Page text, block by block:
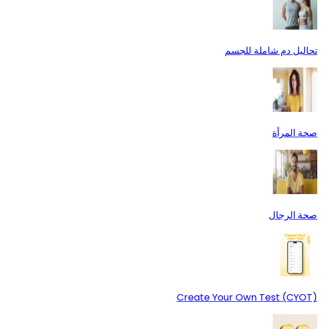
تحاليل دم شاملة للجسم
صحة المرأة
صحة الرجال
Create Your Own Test (CYOT)